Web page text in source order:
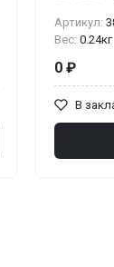
Артикул:
Вес: 0.24кг
0 ₽
В